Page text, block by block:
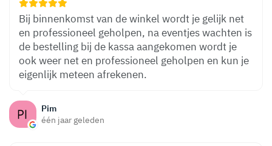
Pim
één jaar geleden
Bij binnenkomst van de winkel wordt je gelijk net
en professioneel geholpen, na eventjes wachten is
de bestelling bij de kassa aangekomen wordt je
ook weer net en professioneel geholpen en kun je
eigenlijk meteen afrekenen.